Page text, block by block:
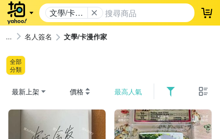
文學/卡漫
作家
登
名人簽名 文學/卡漫作家
全部
分類
最新上架 價格 最高人氣